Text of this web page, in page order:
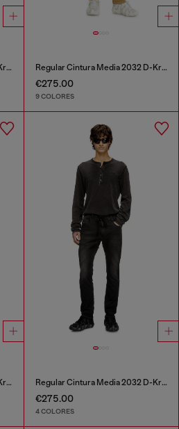
Regular Cintura Media 2032 D-Krooley-BW Joggjeans® Regular Cintura Media 2032 D-Krooley-BW Joggjeans®
€275.00
9 COLORES
Regular Cintura Media 2032 D-Krooley-BW Joggjeans® Regular Cintura Media 2032 D-Krooley Joggjeans®
€275.00
4 COLORES